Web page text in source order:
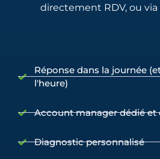
directement RDV, ou via
Réponse dans la journée
l'heure)
Account manager dédié et
Diagnostic personnalisé